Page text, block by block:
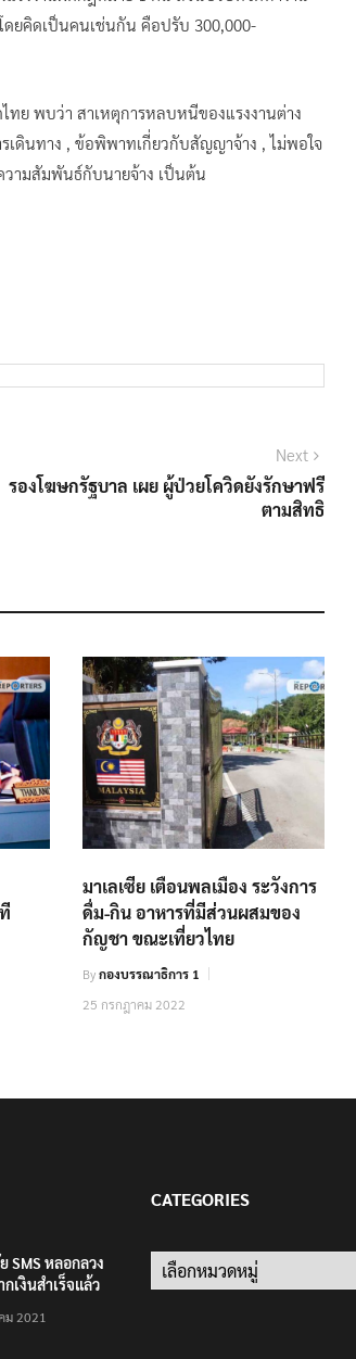
ยคิดเป็นคนเช่นกัน คือปรับ 300,000-
ทย พบว่า สาเหตุการหลบหนีของแรงงานต่าง
เดินทาง , ข้อพิพาทเกี่ยวกับสัญญาจ้าง , ไม่พอใจ
ามสัมพันธ์กับนายจ้าง เป็นต้น
Next
post:
รองโฆษกรัฐบาล เผย ผู้ป่วยโควิดยังรักษาฟรี
ตามสิทธิ
มาเลเซีย เตือนพลเมือง ระวังการ
ดื่ม-กิน อาหารที่มีส่วนผสมของ
กัญชา ขณะเที่ยวไทย
Byกองบรรณาธิการ 1
25 กรกฎาคม 2022
SMS หลอกลวง
เงินสำเร็จแล้ว
บาท”
ม 2021
CATEGORIES
Categories